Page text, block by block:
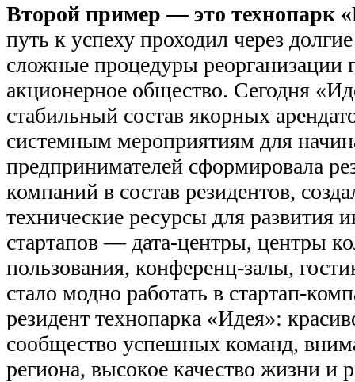
Второй пример — это технопарк
путь к успеху проходил через
сложные процедуры реорганизации
акционерное общество. Сегодня
стабильный состав якорных
системным мероприятиям для
предпринимателей сформировала
компаний в состав резидентов,
технические ресурсы для развития
стартапов — дата-центры, центры
пользования, конференц-залы,
стало модно работать в стартап-
резидент технопарка «Идея»:
сообщество успешных команд,
региона, высокое качество жизни и